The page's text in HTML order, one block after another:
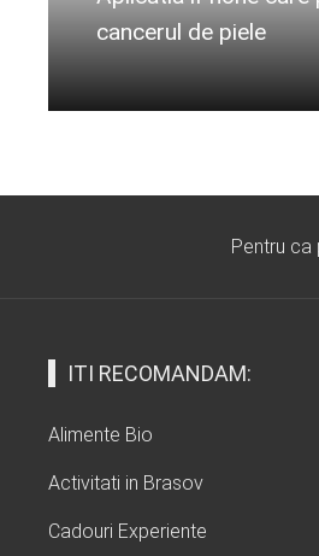
cancerul de piele
Pentru
ITI RECOMANDAM:
Alimente Bio
Activitati in Brasov
Cadouri Experiente